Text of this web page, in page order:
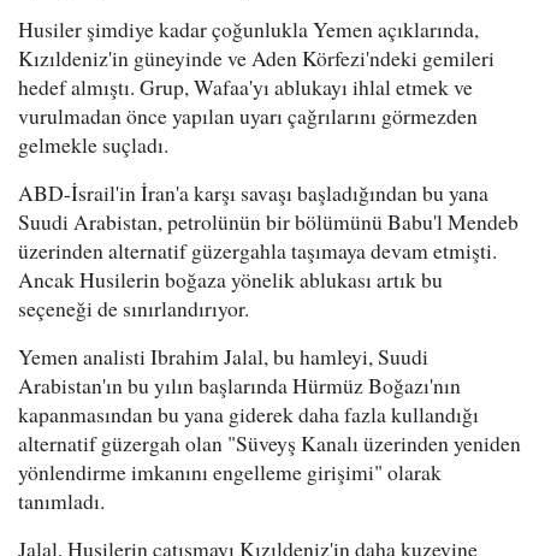
Husiler şimdiye kadar çoğunlukla Yemen açıklarında,
Kızıldeniz'in güneyinde ve Aden Körfezi'ndeki gemileri
hedef almıştı. Grup, Wafaa'yı ablukayı ihlal etmek ve
vurulmadan önce yapılan uyarı çağrılarını görmezden
gelmekle suçladı.
ABD-İsrail'in İran'a karşı savaşı başladığından bu yana
Suudi Arabistan, petrolünün bir bölümünü Babu'l Mendeb
üzerinden alternatif güzergahla taşımaya devam etmişti.
Ancak Husilerin boğaza yönelik ablukası artık bu
seçeneği de sınırlandırıyor.
Yemen analisti Ibrahim Jalal, bu hamleyi, Suudi
Arabistan'ın bu yılın başlarında Hürmüz Boğazı'nın
kapanmasından bu yana giderek daha fazla kullandığı
alternatif güzergah olan "Süveyş Kanalı üzerinden yeniden
yönlendirme imkanını engelleme girişimi" olarak
tanımladı.
Jalal, Husilerin çatışmayı Kızıldeniz'in daha kuzeyine